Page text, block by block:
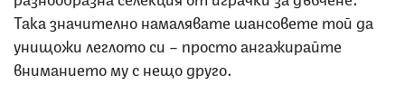
Така значително намалявате шансовете той да
унищожи леглото си – просто ангажирайте
вниманието му с нещо друго.